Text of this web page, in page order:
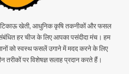
खेती, आधुनिक कृषि तकनीकों और फसल
हर चीज के लिए आपका पसंदीदा मंच। हम
को स्वस्थ फसलें उगाने में मदद करने के लिए
तरीकों पर विशेषज्ञ सलाह प्रदान करते हैं।